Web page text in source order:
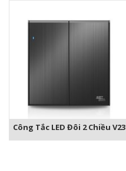
Công Tắc LED Đôi 2 Chiều V23